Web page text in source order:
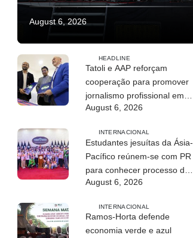
August 6, 2026
HEADLINE
Tatoli e AAP reforçam
cooperação para promover
jornalismo profissional em
Timor-Leste
August 6, 2026
INTERNACIONAL
Estudantes jesuítas da Ásia-
Pacífico reúnem-se com PR
para conhecer processo de
paz no país
August 6, 2026
INTERNACIONAL
Ramos-Horta defende
economia verde e azul